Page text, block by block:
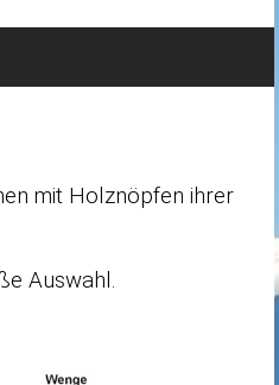
mit Holznöpfen ihrer
Auswahl.